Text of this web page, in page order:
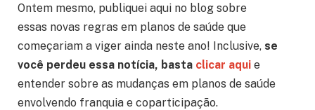
Ontem mesmo, publiquei aqui no blog sobre
essas novas regras em planos de saúde que
começariam a viger ainda neste ano! Inclusive, se
você perdeu essa notícia, basta clicar aqui e
entender sobre as mudanças em planos de saúde
envolvendo franquia e coparticipação.